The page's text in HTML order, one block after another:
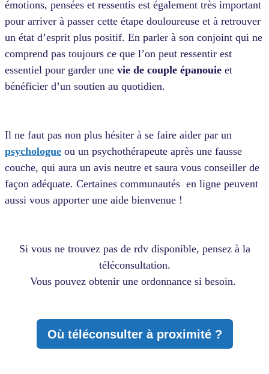
émotions, pensées et ressentis est également très important
pour arriver à passer cette étape douloureuse et à retrouver
un état d’esprit plus positif. En parler à son conjoint qui ne
comprend pas toujours ce que l’on peut ressentir est
essentiel pour garder une vie de couple épanouie et
bénéficier d’un soutien au quotidien.
Il ne faut pas non plus hésiter à se faire aider par un
psychologue ou un psychothérapeute après une fausse
couche, qui aura un avis neutre et saura vous conseiller de
façon adéquate. Certaines communautés en ligne peuvent
aussi vous apporter une aide bienvenue !
Si vous ne trouvez pas de rdv disponible, pensez à la
téléconsultation.
Vous pouvez obtenir une ordonnance si besoin.
Où téléconsulter à proximité ?